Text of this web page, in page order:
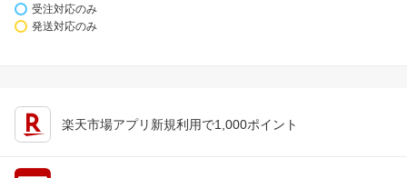
受注対応のみ
発送対応のみ
楽天市場アプリ新規利用で1,000ポイント